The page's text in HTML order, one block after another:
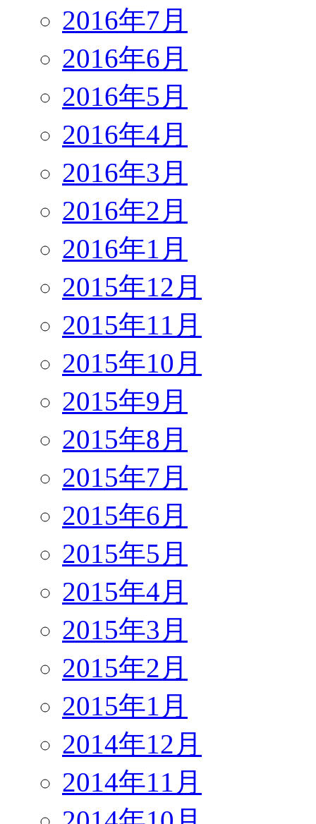
2016年7月
2016年6月
2016年5月
2016年4月
2016年3月
2016年2月
2016年1月
2015年12月
2015年11月
2015年10月
2015年9月
2015年8月
2015年7月
2015年6月
2015年5月
2015年4月
2015年3月
2015年2月
2015年1月
2014年12月
2014年11月